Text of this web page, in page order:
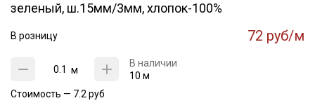
зеленый, ш.15мм/3мм, хлопок-100%
В розницу 72 руб/м
м
В наличии
10 м
Стоимость — 7.2 руб